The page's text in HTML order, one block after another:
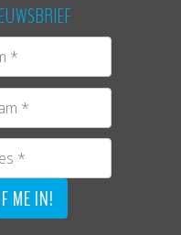
New Adelphi Club
ochtend kwamen we
Hull en hadden we
(en wellicht een
konden we allen